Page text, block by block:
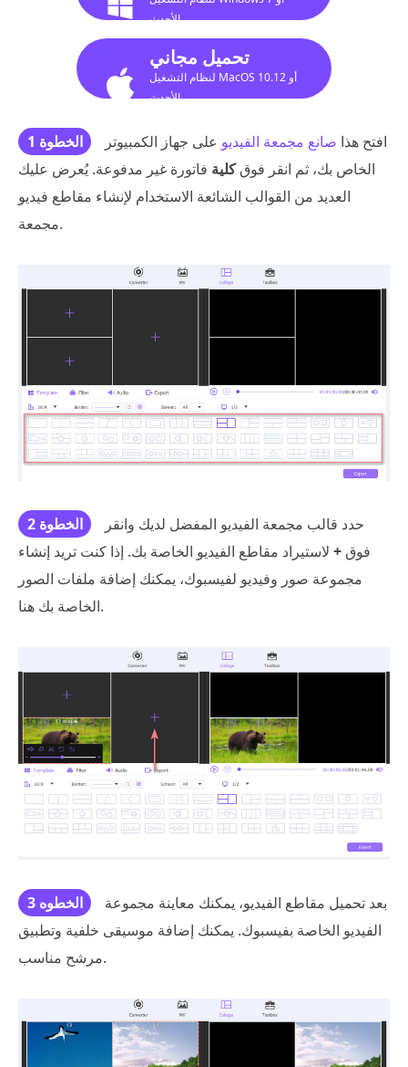
الأحدث
تحميل مجاني
لنظام التشغيل MacOS 10.12 أو
الأحدث
الخطوة 1 افتح هذا صانع مجمعة الفيديو على جهاز الكمبيوتر
الخاص بك، ثم انقر فوقكلية فاتورة غير مدفوعة. يُعرض عليك
العديد من القوالب الشائعة الاستخدام لإنشاء مقاطع فيديو
مجمعة.
الخطوة 2
حدد قالب مجمعة الفيديو المفضل لديك وانقر
فوق+ لاستيراد مقاطع الفيديو الخاصة بك. إذا كنت تريد إنشاء
مجموعة صور وفيديو لفيسبوك، يمكنك إضافة ملفات الصور
الخاصة بك هنا.
الخطوه 3
بعد تحميل مقاطع الفيديو، يمكنك معاينة مجموعة
الفيديو الخاصة بفيسبوك. يمكنك إضافة موسيقى خلفية وتطبيق
مرشح مناسب.